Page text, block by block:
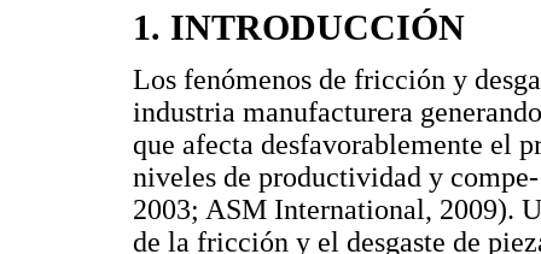
1. INTRODUCCIÓN
Los fenómenos de fricción y
industria manufacturera
que afecta desfavorablemente el
niveles de productividad y
2003; ASM International, 2009).
de la fricción y el desgaste de